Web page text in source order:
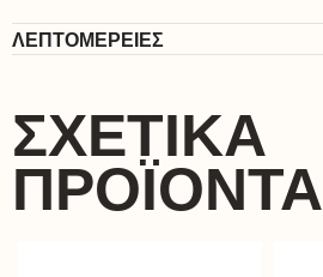
ΛΕΠΤΟΜΕΡΕΙΕΣ
ΣΧΕΤΙΚΆ
ΠΡΟΪΌΝΤΑ